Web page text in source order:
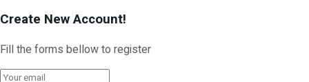
Create New Account!
Fill the forms bellow to register